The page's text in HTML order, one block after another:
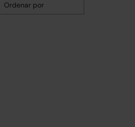
Ordenar por